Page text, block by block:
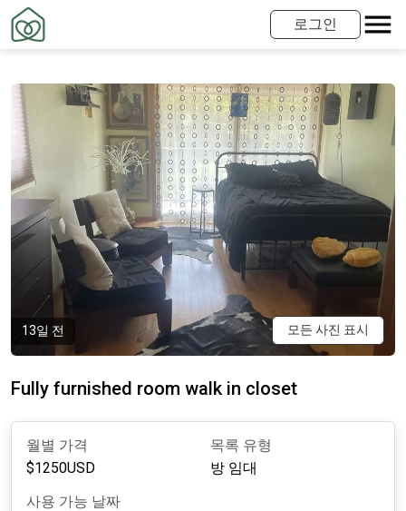
로그인
13일 전 모든 사진 표시
Fully furnished room walk in closet
월별 가격
$1250USD
목록 유형
방 임대
사용 가능 날짜